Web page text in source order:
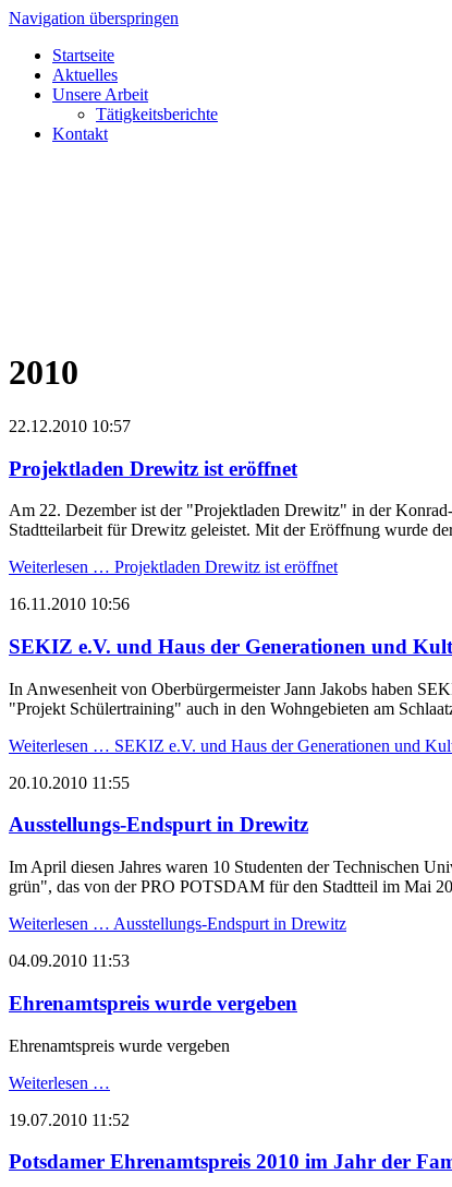
Navigation überspringen
Startseite
Aktuelles
Unsere Arbeit
Tätigkeitsberichte
Kontakt
2010
22.12.2010 10:57
Projektladen Drewitz ist eröffnet
Am 22. Dezember ist der "Projektladen Drewitz" in der
Stadtteilarbeit für Drewitz geleistet. Mit der Eröffnung wurde
Weiterlesen … Projektladen Drewitz ist eröffnet
16.11.2010 10:56
SEKIZ e.V. und Haus der Generationen und
In Anwesenheit von Oberbürgermeister Jann Jakobs haben
"Projekt Schülertraining" auch in den Wohngebieten am
Weiterlesen … SEKIZ e.V. und Haus der Generationen und
20.10.2010 11:55
Ausstellungs-Endspurt in Drewitz
Im April diesen Jahres waren 10 Studenten der Technischen
grün", das von der PRO POTSDAM für den Stadtteil im Mai
Weiterlesen … Ausstellungs-Endspurt in Drewitz
04.09.2010 11:53
Ehrenamtspreis wurde vergeben
Ehrenamtspreis wurde vergeben
Weiterlesen …
19.07.2010 11:52
Potsdamer Ehrenamtspreis 2010 im Jahr der